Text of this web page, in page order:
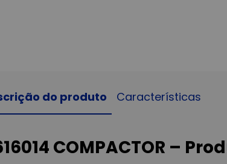
do produto Características
COMPACTOR –